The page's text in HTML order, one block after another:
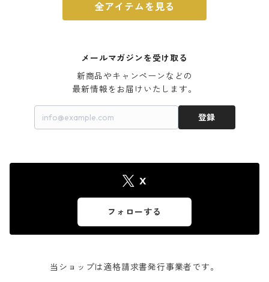
全アイテムを見る
メールマガジンを受け取る
新商品やキャンペーンなどの
最新情報をお届けいたします。
登録
X
フォローする
当ショップは適格請求書発行事業者です。